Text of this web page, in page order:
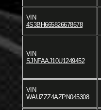
VIN
4S3BH665826678678
VIN
SJNFAAJ10U1249452
VIN
WAUZZZ4AZPN045308